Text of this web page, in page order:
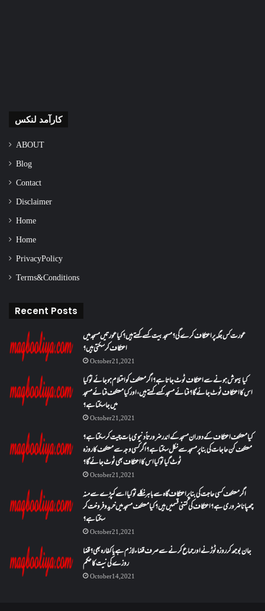
کارآمد لنکس
ABOUT
Blog
Contact
Disclaimer
Home
Home
Privacy Policy
Terms & Conditions
Recent Posts
عورت کس جگہ پر اعتکاف کرے گی؟مسجد بیت کسے کہتے ہیں؟کیا عورتیں مسجد میں
اعتکاف کر سکتی ہیں؟
October 21, 2021
کیا بیہوش ہونے سے اعتکاف ٹوٹ جاتا ہے؟ اگر معتکف کو احتلام ہو جائے تو کیا
اس کا اعتکاف ٹوٹ جائے گا؟فنائے مسجد کسے کہتے ہیں ، اور کیا معتکف فنائے مسجد
میں جا سکتا ہے؟
October 21, 2021
کیا معتکف اعتکاف کے دوران مسجد کے اندر ضرورتاً دنیوی بات چیت کر سکتا ہے؟
معتکف کن حاجات کی بنا پر مسجد سے نکل سکتا ہے؟ اگر کسی وجہ سے معتکف کا روزہ
ٹوٹ گیا تو کیا اس کا اعتکاف بھی ٹوٹ جائے گا؟
October 21, 2021
اگر معتکف کسی حاجت کی بنا پر اعتکاف گاہ سے باہر نکلے تو کیا اسے کپڑے سے منہ
چھپانا ضروری ہے؟اعتکاف کی کتنی قسمیں ہیں؟کیا معتکف مسجد میں خرید و فروخت کر
سکتا ہے؟
October 21, 2021
جان بوجھ کر روزہ ٹوڑنے اور جماع کرنے سے صرف قضاء لازم ہے یا کفارہ بھی؟ قضا
روزے کی نیت کا حکم
October 14, 2021